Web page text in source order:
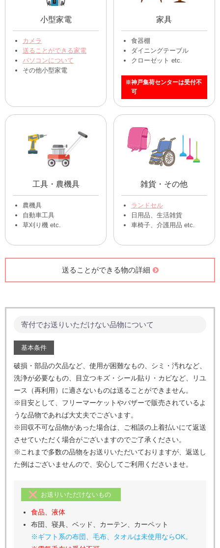
小型家電
カメラ
送ることができる家電
パソコンについて
その他小型家電
家具
食器棚
ダイニングテーブル
クローゼット etc.
※神戸集荷センターは受付不
可
工具・農機具
農機具
自動車工具
草刈り機 etc.
雑貨・その他
ランドセル
日用品、生活雑貨
車椅子、介護用品 etc.
送ることができる物の詳細
寄付でお送りいただけない品物について
基本条件
破損・部品の欠品など、使用が困難なもの、シミ・汚れなど、
洗浄が必要なもの、目立つキズ・シール貼り・カビなど、
リユ
ース（再利用）に適さないものは送ることができません。
※目安として、フリーマーケットやバザーで販売されているよ
うな品物であれば大丈夫でございます。
※回収不可な品物があった場合は、ご相談の上着払いにて返送
させていただく場合がございますのでご了承ください。
※これまで多数の品物をお送りいただいておりますが、返送し
た例はございませんので、安心してご利用くださいませ。
お送りいただけないもの
食品、液体
布団、寝具、ベッド、カーテン、カーペット
※ギフト系の布団、毛布、タオルは未使用ならOK。